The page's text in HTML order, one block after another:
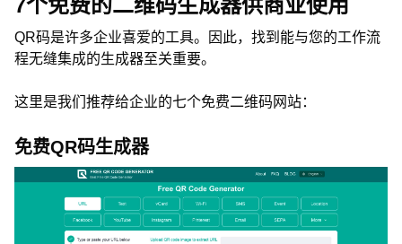
7个免费的二维码生成器供商业使用
QR码是许多企业喜爱的工具。因此，找到能与您的工作流
程无缝集成的生成器至关重要。
这里是我们推荐给企业的七个免费二维码网站：
免费QR码生成器